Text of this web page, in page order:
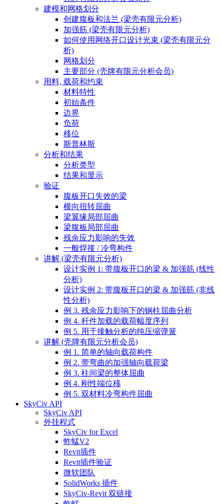
建模和网格划分
创建腹板和法兰 (梁壳有限元分析)
加强筋 (梁壳有限元分析)
如何使用网络开口设计光束 (梁壳有限元分
析)
网格划分
主要部分 (壳牌有限元分析会员)
用料, 载荷和约束
材料特性
初始条件
边界
负荷
移位
斯普林斯
分析和结果
分析类型
结果和显示
验证
腹板开口失效的梁
横向扭转屈曲
梁翼缘局部屈曲
梁腹板局部屈曲
残余应力影响的失效
一般焊接 / 冷弯构件
讲解 (梁壳有限元分析)
设计实例 1: 带腹板开口的梁 & 加强筋 (线性
分析)
设计实例 2: 带腹板开口的梁 & 加强筋 (非线
性分析)
例 3. 残余应力影响下的钢柱屈曲分析
例 4. 杆件加载的载荷幅度序列
例 5. 用于接触分析的纯压缩弹簧
讲解 (壳牌有限元分析会员)
例 1. 简单的轴向载荷构件
例 2. 带弯曲的加强轴向载荷梁
例 3. 柱间梁的整体屈曲
例 4. 刚性端位移
例 5. 双材料冷弯构件屈曲
SkyCiv API
SkyCiv API
外挂程式
SkyCiv for Excel
蚱蜢V2
Revit插件
Revit插件验证
微软团队
SolidWorks 插件
SkyCiv-Revit 双链接